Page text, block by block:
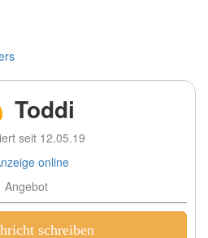
Toddi
seit 12.05.19
online
Angebot
schreiben